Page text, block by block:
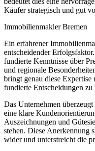
Käufer strategisch und gut
Immobilienmakler Bremen
Ein erfahrener
entscheidender
fundierte Kenntnisse über
und regionale
bringt genau diese
fundierte Entscheidungen zu
Das Unternehmen
eine klare
Auszeichnungen und
stehen. Diese Anerkennung
wider und unterstreicht die